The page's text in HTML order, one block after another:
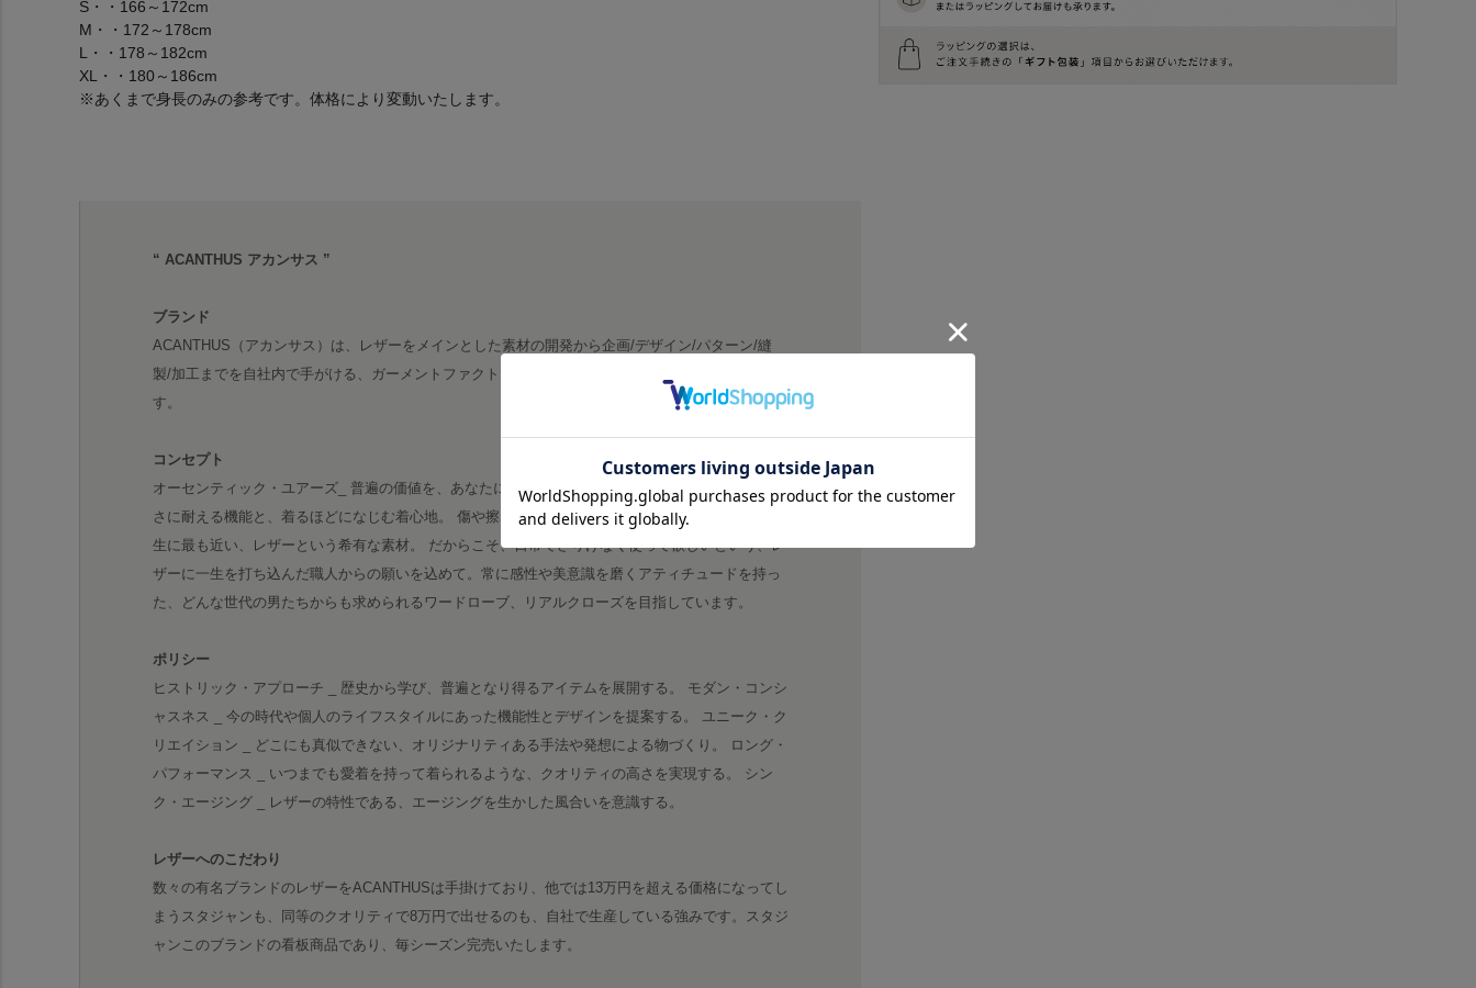
S・・166～172cm
M・・172～178cm
L・・178～182cm
XL・・180～186cm
※あくまで身長のみの参考です。体格により変動いたします。
“ ACANTHUS アカンサス ”
ブランド
ACANTHUS（アカンサス）は、レザーをメインとした素材の開発から企画/デザイン/パターン/縫
製/加工までを自社内で手がける、ガーメントファクトリーから誕生したプライベートブランドで
す。
コンセプト
オーセンティック・ユアーズ_ 普遍の価値を、あなたに。 美しさと、強さと、したたかさ。風や寒
さに耐える機能と、着るほどになじむ着心地。 傷や擦れ、シワさえも、美しさに変えてしまう。野
生に最も近い、レザーという希有な素材。 だからこそ、日常でさりげなく使って欲しいという、レ
ザーに一生を打ち込んだ職人からの願いを込めて。常に感性や美意識を磨くアティチュードを持っ
た、どんな世代の男たちからも求められるワードローブ、リアルクローズを目指しています。
ポリシー
ヒストリック・アプローチ _ 歴史から学び、普遍となり得るアイテムを展開する。 モダン・コンシ
ャスネス _ 今の時代や個人のライフスタイルにあった機能性とデザインを提案する。 ユニーク・ク
リエイション _ どこにも真似できない、オリジナリティある手法や発想による物づくり。 ロング・
パフォーマンス _ いつまでも愛着を持って着られるような、クオリティの高さを実現する。 シン
ク・エージング _ レザーの特性である、エージングを生かした風合いを意識する。
レザーへのこだわり
数々の有名ブランドのレザーをACANTHUSは手掛けており、他では13万円を超える価格になってし
まうスタジャンも、同等のクオリティで8万円で出せるのも、自社で生産している強みです。スタジ
ャンこのブランドの看板商品であり、毎シーズン完売いたします。